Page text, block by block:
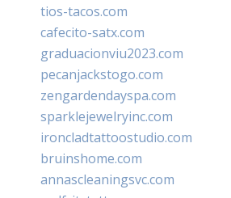
tios-tacos.com
cafecito-satx.com
graduacionviu2023.com
pecanjackstogo.com
zengardendayspa.com
sparklejewelryinc.com
ironcladtattoostudio.com
bruinshome.com
annascleaningsvc.com